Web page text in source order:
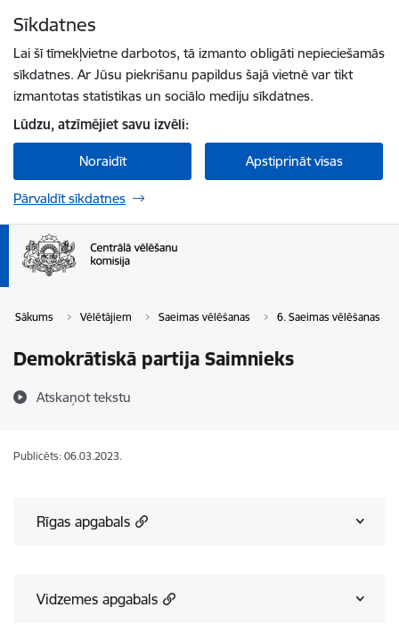
Sīkdatnes
Lai šī tīmekļvietne darbotos, tā izmanto obligāti nepieciešamās
sīkdatnes. Ar Jūsu piekrišanu papildus šajā vietnē var tikt
izmantotas statistikas un sociālo mediju sīkdatnes.
Lūdzu, atzīmējiet savu izvēli:
Noraidīt Apstiprināt visas
Pārvaldīt sīkdatnes
Sākums Vēlētājiem Saeimas vēlēšanas 6. Saeimas vēlēšanas
Demokrātiskā partija Saimnieks
Atskaņot tekstu
Publicēts: 06.03.2023.
Rīgas apgabals
Vidzemes apgabals